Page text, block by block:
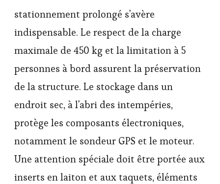
stationnement prolongé s'avère
indispensable. Le respect de la charge
maximale de 450 kg et la limitation à 5
personnes à bord assurent la préservation
de la structure. Le stockage dans un
endroit sec, à l'abri des intempéries,
protège les composants électroniques,
notamment le sondeur GPS et le moteur.
Une attention spéciale doit être portée aux
inserts en laiton et aux taquets, éléments